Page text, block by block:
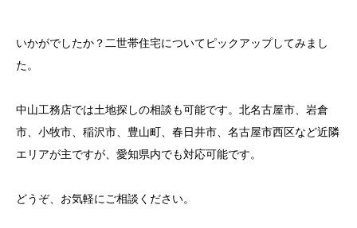
いかがでしたか？二世帯住宅についてピックアップしてみまし
た。
中山工務店では土地探しの相談も可能です。北名古屋市、岩倉
市、小牧市、稲沢市、豊山町、春日井市、名古屋市西区など近隣
エリアが主ですが、愛知県内でも対応可能です。
どうぞ、お気軽にご相談ください。